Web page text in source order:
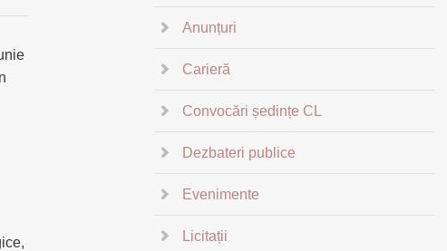
Anunțuri
Carieră
Convocări ședințe CL
Dezbateri publice
Evenimente
Licitații